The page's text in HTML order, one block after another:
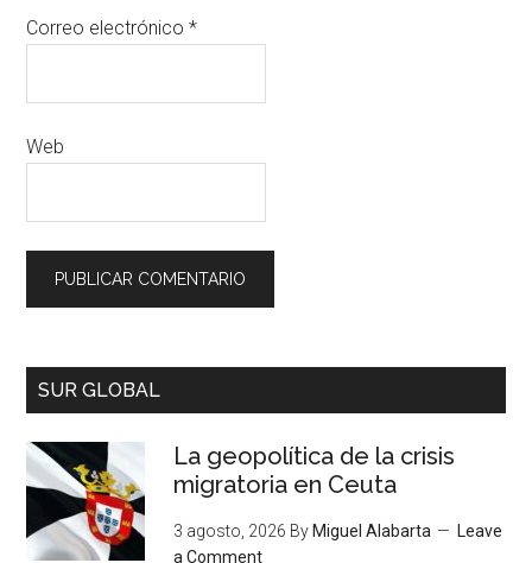
Correo electrónico*
Web
SUR GLOBAL
La geopolítica de la crisis
migratoria en Ceuta
3 agosto, 2026 By Miguel Alabarta
Leave
a Comment